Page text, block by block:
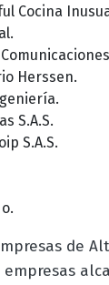
Cocina
Herssen.
S.A.S.
S.A.S.
de